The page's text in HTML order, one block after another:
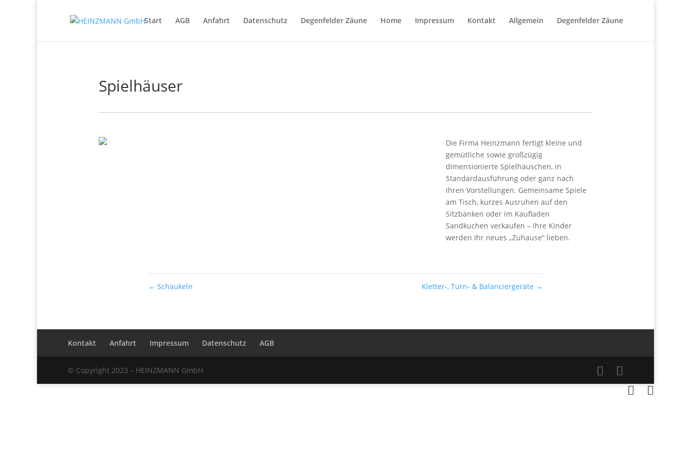
Start AGB Anfahrt Datenschutz Degenfelder Zäune Home Impressum Kontakt Allgemein Degenfelder Zäune
Spielhäuser
Die Firma Heinzmann fertigt kleine und
gemütliche sowie großzügig
dimensionierte Spielhäuschen, in
Standardausführung oder ganz nach
Ihren Vorstellungen. Gemeinsame Spiele
am Tisch, kurzes Ausruhen auf den
Sitzbänken oder im Kaufladen
Sandkuchen verkaufen – Ihre Kinder
werden Ihr neues „Zuhause“ lieben.
← Schaukeln Kletter-, Turn- & Balanciergeräte →
Kontakt Anfahrt Impressum Datenschutz AGB
© Copyright 2023 – HEINZMANN GmbH